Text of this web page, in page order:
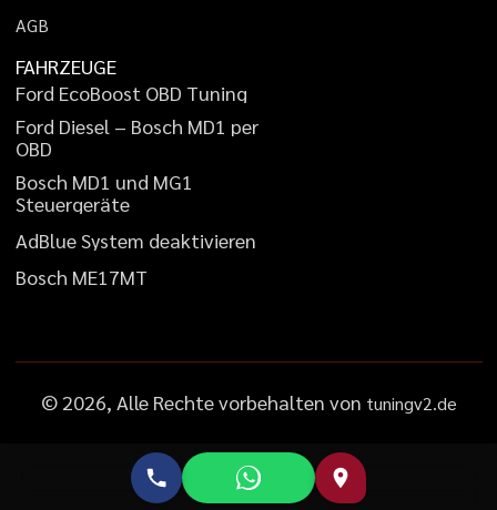
AGB
FAHRZEUGE
Ford EcoBoost OBD Tuning
Ford Diesel – Bosch MD1 per
OBD
Bosch MD1 und MG1
Steuergeräte
AdBlueSystem deaktivieren
Bosch ME17MT
© 2026, Alle Rechte vorbehalten von tuningv2.de